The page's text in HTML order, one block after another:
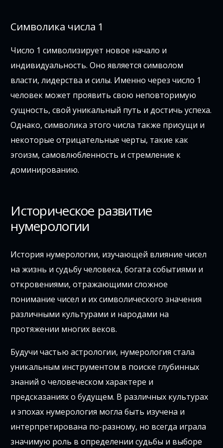
Символика числа 1
Число 1 символизирует новое начало и
индивидуальность. Оно является символом
власти, лидерства и силы. Именно через число 1
человек может проявить свою неповторимую
сущность, свой уникальный путь и достичь успеха.
Однако, символика этого числа также присущи и
некоторые отрицательные черты, такие как
эгоизм, самовлюбленность и стремление к
доминированию.
Историческое развитие
нумерологии
История нумерологии, изучающей влияние чисел
на жизнь и судьбу человека, богата событиями и
откровениями, отражающими сложное
понимание чисел и их символического значения
различными культурами и народами на
протяжении многих веков.
Будучи частью астрологии, нумерология стала
уникальным инструментом в поиске глубинных
знаний о человеческом характере и
предсказаниях о будущем. В различных культурах
и эпохах нумерология могла быть изучена и
интерпретирована по-разному, но всегда играла
значимую роль в определении судьбы и выборе